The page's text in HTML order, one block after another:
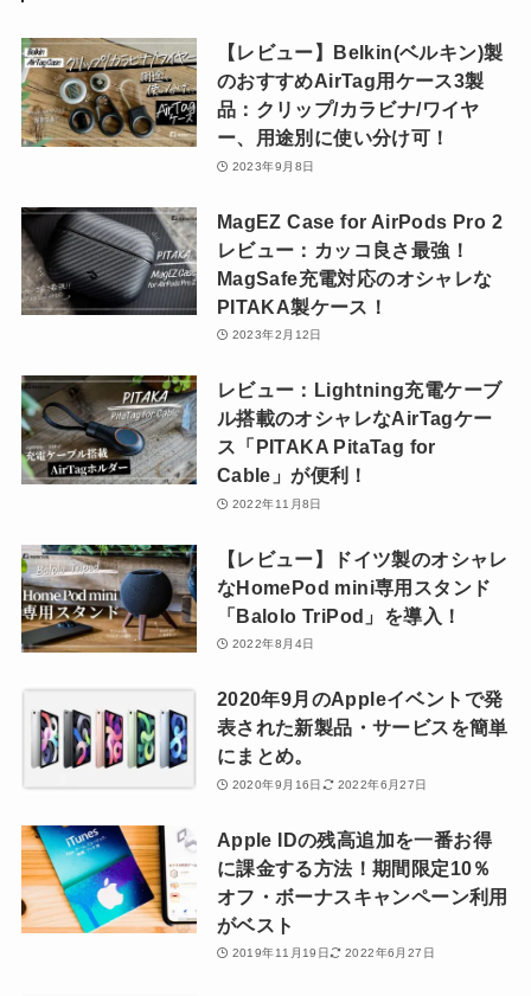
【レビュー】Belkin(ベルキン)製
のおすすめAirTag用ケース3製
品：クリップ/カラビナ/ワイヤ
ー、用途別に使い分け可！
2023年9月8日
MagEZ Case for AirPods Pro 2
レビュー：カッコ良さ最強！
MagSafe充電対応のオシャレな
PITAKA製ケース！
2023年2月12日
レビュー：Lightning充電ケーブ
ル搭載のオシャレなAirTagケー
ス「PITAKA PitaTag for
Cable」が便利！
2022年11月8日
【レビュー】ドイツ製のオシャレ
なHomePod mini専用スタンド
「Balolo TriPod」を導入！
2022年8月4日
2020年9月のAppleイベントで発
表された新製品・サービスを簡単
にまとめ。
2020年9月16日 2022年6月27日
Apple IDの残高追加を一番お得
に課金する方法！期間限定10％
オフ・ボーナスキャンペーン利用
がベスト
2019年11月19日 2022年6月27日